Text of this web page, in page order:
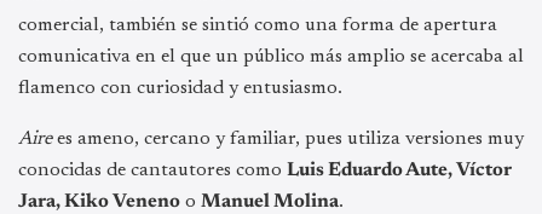
comercial, también se sintió como una forma de apertura
comunicativa en el que un público más amplio se acercaba al
flamenco con curiosidad y entusiasmo.
Airees ameno, cercano y familiar, pues utiliza versiones muy
conocidas de cantautores como Luis Eduardo Aute, Víctor
Jara, Kiko Veneno o Manuel Molina.